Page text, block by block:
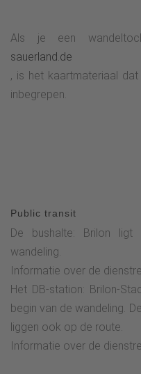
bergafwaarts richting
route verder naar
Kyrill-Tor. Verder richting
ziekenhuis, via de
Als je een
sauerland.de
, is het kaartmateriaal
inbegrepen.
Public transit
De bushalte: Brilon
wandeling.
Informatie over de
Het DB-station: Brilon-
begin van de wandeling.
liggen ook op de route.
Informatie over de